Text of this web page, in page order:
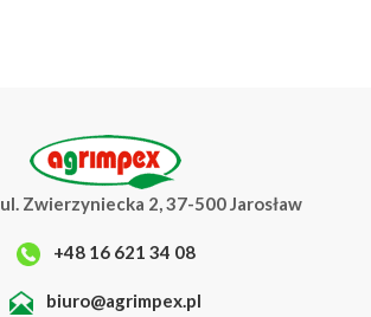
ul. Zwierzyniecka 2, 37-500 Jarosław
+48 16 621 34 08
biuro@agrimpex.pl